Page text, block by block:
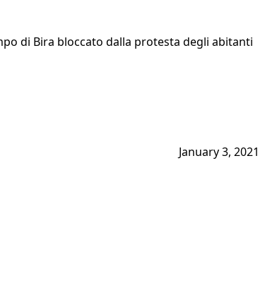
di Bira bloccato dalla protesta degli abitanti
January 3, 2021